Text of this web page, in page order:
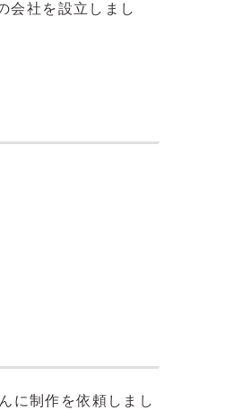
会社を設立しまし
に制作を依頼しまし